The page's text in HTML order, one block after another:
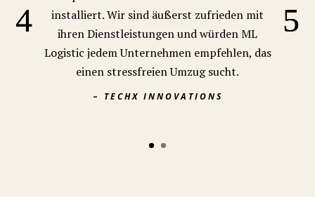
installiert. Wir sind äußerst zufrieden mit
ihren Dienstleistungen und würden ML
Logistic jedem Unternehmen empfehlen, das
einen stressfreien Umzug sucht.
– TECHX INNOVATIONS